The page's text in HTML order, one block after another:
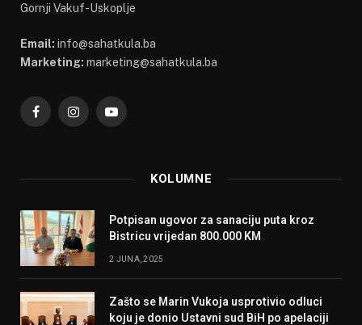
Gornji Vakuf-Uskoplje
Email: info@sahatkula.ba
Marketing: marketing@sahatkula.ba
FacebookInstagramYouTube
KOLUMNE
Potpisan ugovor za sanaciju puta kroz
Bistricu vrijedan 800.000 KM
2 JUNA, 2025
Zašto se Marin Vukoja usprotivio odluci
koju je donio Ustavni sud BiH po apelaciji